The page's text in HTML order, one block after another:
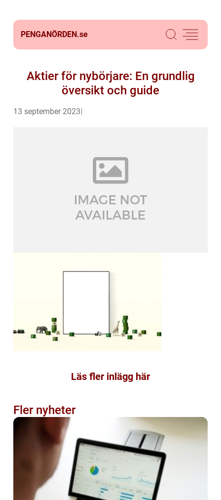
PENGANÖRDEN.se
Aktier för nybörjare: En grundlig
översikt och guide
13 september 2023
Läs fler inlägg här
Fler nyheter